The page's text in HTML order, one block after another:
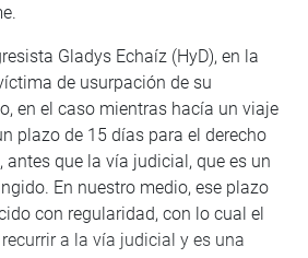
Gladys Echaíz (HyD), en la
de usurpación de su
en el caso mientras hacía un viaje
plazo de 15 días para el derecho
que la vía judicial, que es un
En nuestro medio, ese plazo
con regularidad, con lo cual el
a la vía judicial y es una